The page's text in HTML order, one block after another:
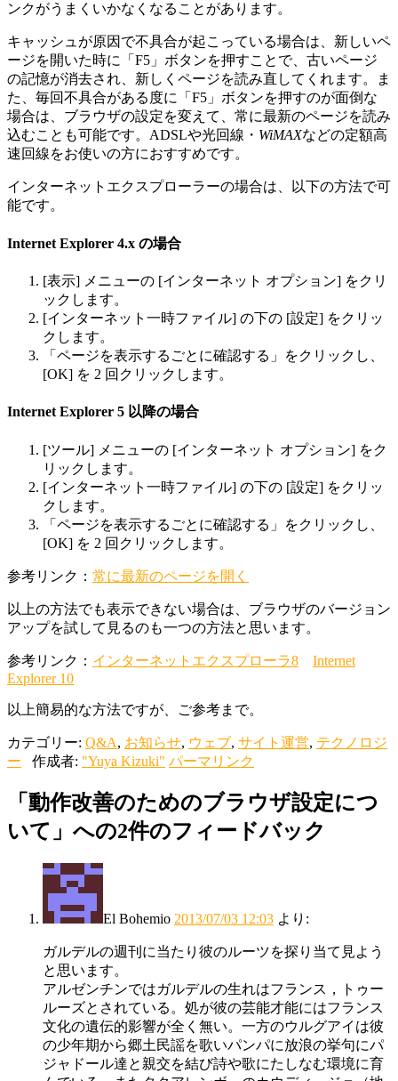
ンクがうまくいかなくなることがあります。
キャッシュが原因で不具合が起こっている場合は、新しいペ
ージを開いた時に「F5」ボタンを押すことで、古いページ
の記憶が消去され、新しくページを読み直してくれます。ま
た、毎回不具合がある度に「F5」ボタンを押すのが面倒な
場合は、ブラウザの設定を変えて、常に最新のページを読み
込むことも可能です。ADSLや光回線・ WiMAXなどの定額高
速回線をお使いの方におすすめです。
インターネットエクスプローラーの場合は、以下の方法で可
能です。
Internet Explorer 4.x の場合
[表示] メニューの [インターネット オプション] をクリ
ックします。
[インターネット一時ファイル] の下の [設定] をクリッ
クします。
「ページを表示するごとに確認する」をクリックし、
[OK] を 2 回クリックします。
Internet Explorer 5 以降の場合
[ツール] メニューの [インターネット オプション] をク
リックします。
[インターネット一時ファイル] の下の [設定] をクリッ
クします。
「ページを表示するごとに確認する」をクリックし、
[OK] を 2 回クリックします。
参考リンク： 常に最新のページを開く
以上の方法でも表示できない場合は、ブラウザのバージョン
アップを試して見るのも一つの方法と思います。
参考リンク： インターネットエクスプローラ8
Internet
Explorer 10
以上簡易的な方法ですが、ご参考まで。
カテゴリー: Q&A, お知らせ, ウェブ, サイト運営, テクノロジ
ー 作成者: "Yuya Kizuki" パーマリンク
「 動作改善のためのブラウザ設定につ
いて 」への2件のフィードバック
El Bohemio 2013/07/03 12:03 より:
ガルデルの週刊に当たり彼のルーツを探り当て見よう
と思います。
アルゼンチンではガルデルの生れはフランス，トゥー
ルーズとされている。処が彼の芸能才能にはフランス
文化の遺伝的影響が全く無い。一方のウルグアイは彼
の少年期から郷土民謡を歌いパンパに放浪の挙句にパ
ジャドール達と親交を結び詩や歌にたしなむ環境に育